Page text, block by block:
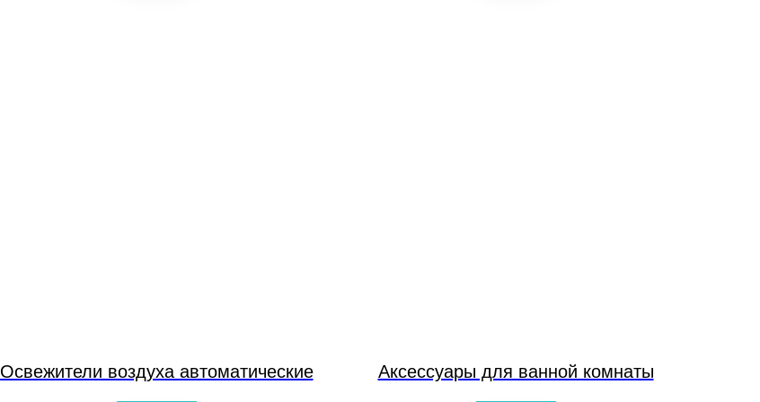
Освежители воздуха автоматические Аксессуары для ванной комнаты